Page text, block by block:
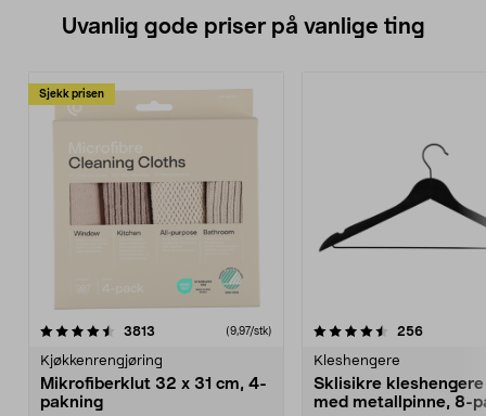
Uvanlig gode priser på vanlige ting
Sjekk prisen
3813 anmeldelser(9,97/stk)
Kjøkkenrengjøring
Mikrofiberklut 32 x 31 cm, 4-
pakning
4.5av 5 stjerner 256
Kleshengere
Sklisikre
med metallpinne, 8-
4.5av 5 stjerner